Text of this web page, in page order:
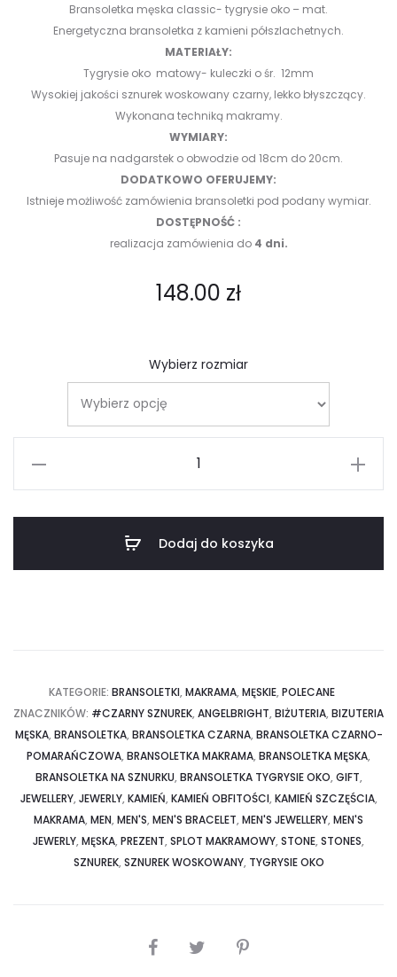
Bransoletka męska classic- tygrysie oko – mat.
Energetyczna bransoletka z kamieni półszlachetnych.
MATERIAŁY:
Tygrysie oko matowy- kuleczki o śr. 12mm
Wysokiej jakości sznurek woskowany czarny, lekko błyszczący.
Wykonana techniką makramy.
WYMIARY:
Pasuje na nadgarstek o obwodzie od 18cm do 20cm.
DODATKOWO OFERUJEMY:
Istnieje możliwość zamówienia bransoletki pod podany wymiar.
DOSTĘPNOŚĆ :
realizacja zamówienia do 4 dni.
148.00 zł
Wybierz rozmiar
Dodaj do koszyka
KATEGORIE: BRANSOLETKI, MAKRAMA, MĘSKIE, POLECANE
ZNACZNIKÓW: #CZARNY SZNUREK, ANGELBRIGHT, BIŻUTERIA, BIZUTERIA
MĘSKA, BRANSOLETKA, BRANSOLETKA CZARNA, BRANSOLETKA CZARNO-
POMARAŃCZOWA, BRANSOLETKA MAKRAMA, BRANSOLETKA MĘSKA,
BRANSOLETKA NA SZNURKU, BRANSOLETKA TYGRYSIE OKO, GIFT,
JEWELLERY, JEWERLY, KAMIEŃ, KAMIEŃ OBFITOŚCI, KAMIEŃ SZCZĘŚCIA,
MAKRAMA, MEN, MEN'S, MEN'S BRACELET, MEN'S JEWELLERY, MEN'S
JEWERLY, MĘSKA, PREZENT, SPLOT MAKRAMOWY, STONE, STONES,
SZNUREK, SZNUREK WOSKOWANY, TYGRYSIE OKO
SHARE